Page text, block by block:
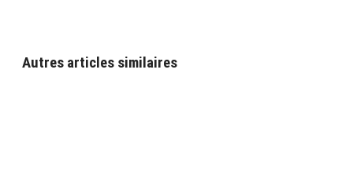
Autres articles similaires